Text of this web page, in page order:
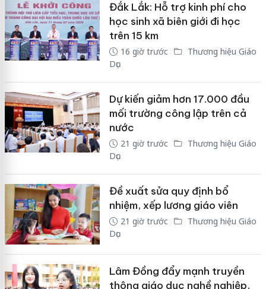
Đắk Lắk: Hỗ trợ kinh phí cho
học sinh xã biên giới đi học
trên 15 km
16 giờ trước
Thương hiệu Giáo
Dục
Dự kiến giảm hơn 17.000 đầu
mối trường công lập trên cả
nước
21 giờ trước
Thương hiệu Giáo
Dục
Đề xuất sửa quy định bổ
nhiệm, xếp lương giáo viên
21 giờ trước
Thương hiệu Giáo
Dục
Lâm Đồng đẩy mạnh truyền
thông giáo dục nghề nghiệp,